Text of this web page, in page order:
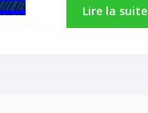
Lire la suite